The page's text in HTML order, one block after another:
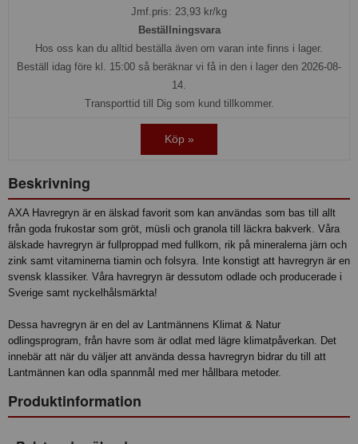
Jmf.pris: 23,93 kr/kg
Beställningsvara
Hos oss kan du alltid beställa även om varan inte finns i lager.
Beställ idag före kl. 15:00 så beräknar vi få in den i lager den 2026-08-
14.
Transporttid till Dig som kund tillkommer.
Köp »
Beskrivning
AXA Havregryn är en älskad favorit som kan användas som bas till allt
från goda frukostar som gröt, müsli och granola till läckra bakverk. Våra
älskade havregryn är fullproppad med fullkorn, rik på mineralerna järn och
zink samt vitaminerna tiamin och folsyra. Inte konstigt att havregryn är en
svensk klassiker. Våra havregryn är dessutom odlade och producerade i
Sverige samt nyckelhålsmärkta!
Dessa havregryn är en del av Lantmännens Klimat & Natur
odlingsprogram, från havre som är odlat med lägre klimatpåverkan. Det
innebär att när du väljer att använda dessa havregryn bidrar du till att
Lantmännen kan odla spannmål med mer hållbara metoder.
Produktinformation